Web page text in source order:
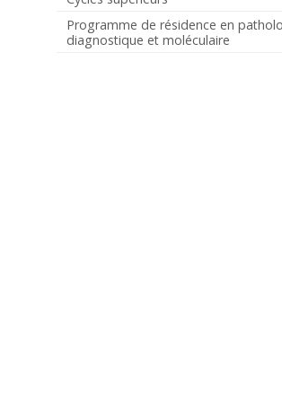
Programme de résidence en
diagnostique et moléculaire